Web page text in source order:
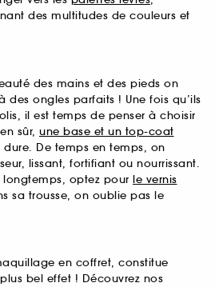
des multitudes de couleurs et
des mains et des pieds on
des ongles parfaits ! Une fois qu’ils
il est temps de penser à choisir
sûr, une base et un top-coat
De temps en temps, on
lissant, fortifiant ou nourrissant.
longtemps, optez pour le vernis
sa trousse, on oublie pas le
en coffret, constitue
bel effet ! Découvrez nos